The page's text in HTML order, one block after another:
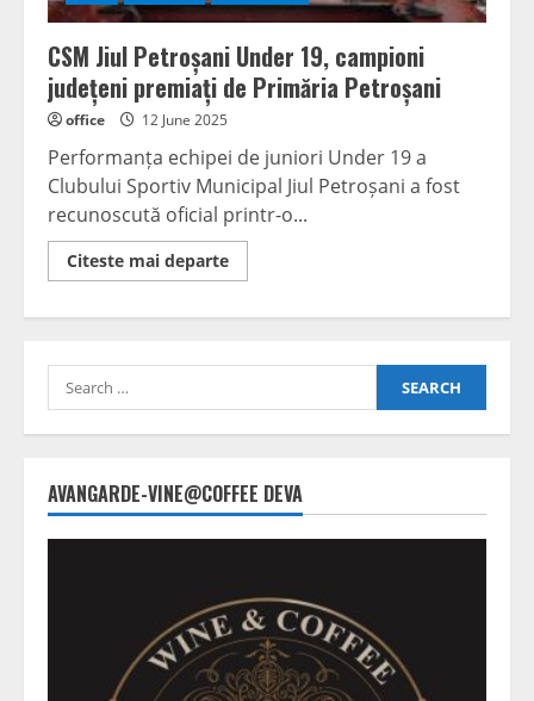
CSM Jiul Petroșani Under 19, campioni
județeni premiați de Primăria Petroșani
office 12 June 2025
Performanța echipei de juniori Under 19 a
Clubului Sportiv Municipal Jiul Petroșani a fost
recunoscută oficial printr-o...
Citeste mai departeRead
more
Under
județeni
Search
for:
AVANGARDE-VINE@COFFEE DEVA